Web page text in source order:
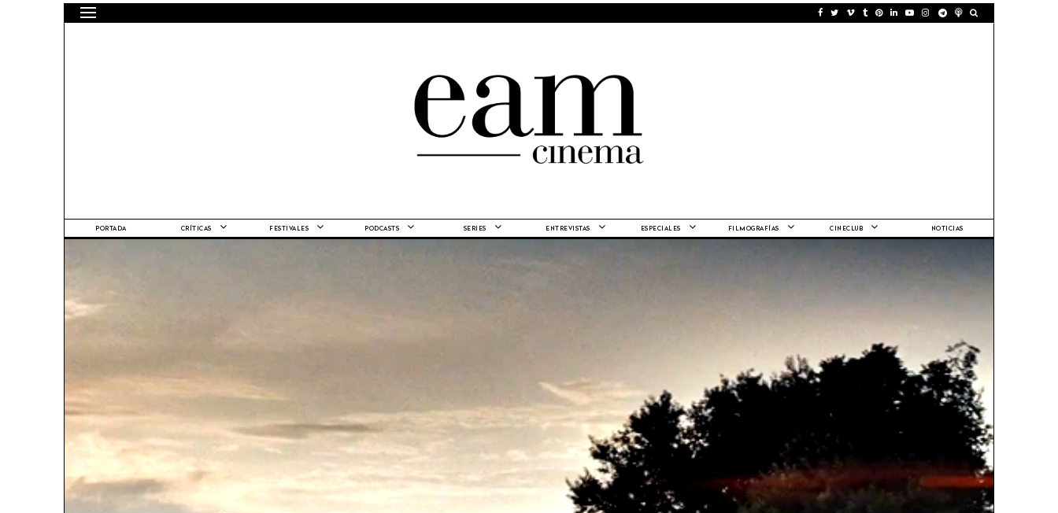
PORTADA CRÍTICAS FESTIVALES PODCASTS SERIES ENTREVISTAS ESPECIALES FILMOGRAFÍAS CINECLUB NOTICIAS